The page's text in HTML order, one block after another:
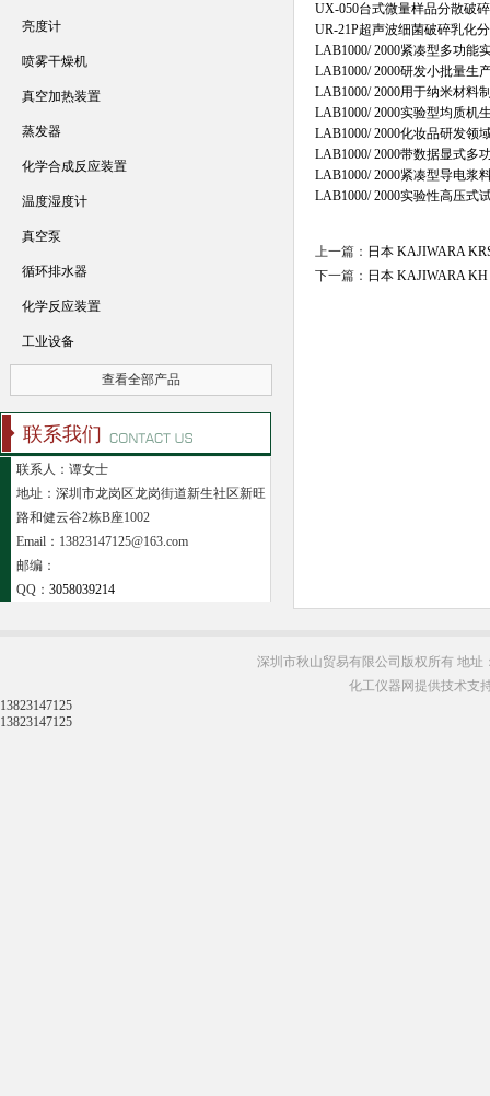
UX-050台式微量样品分散破
UR-21P超声波细菌破碎乳化
LAB1000/ 2000紧凑型多功能
LAB1000/ 2000研发小批量生
LAB1000/ 2000用于纳米材料
LAB1000/ 2000实验型均质机
LAB1000/ 2000化妆品研发领
LAB1000/ 2000带数据显式多
LAB1000/ 2000紧凑型导电浆
LAB1000/ 2000实验性高压式
上一篇： 日本 KAJIWARA
下一篇： 日本 KAJIWARA
亮度计
喷雾干燥机
真空加热装置
蒸发器
化学合成反应装置
温度湿度计
真空泵
循环排水器
化学反应装置
工业设备
查看全部产品
联系我们
联系人：谭女士
地址：深圳市龙岗区龙岗街道新生社区新旺
路和健云谷2栋B座1002
Email：13823147125@163.com
邮编：
QQ： 3058039214
深圳市秋山贸易有限公司版权所有 地址
化工仪器网提供技术支
13823147125
13823147125